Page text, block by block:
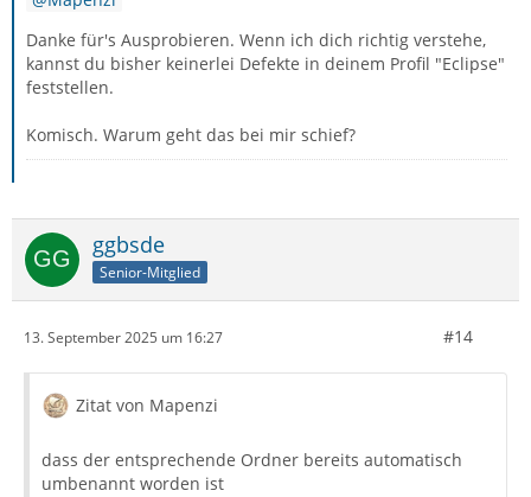
Danke für's Ausprobieren. Wenn ich dich richtig verstehe,
kannst du bisher keinerlei Defekte in deinem Profil "Eclipse"
feststellen.
Komisch. Warum geht das bei mir schief?
ggbsde
Senior-Mitglied
13. September 2025 um 16:27 #14
Zitat von Mapenzi
dass der entsprechende Ordner bereits automatisch
umbenannt worden ist